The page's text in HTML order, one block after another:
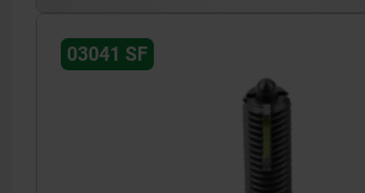
1) vis collée
03041 SF